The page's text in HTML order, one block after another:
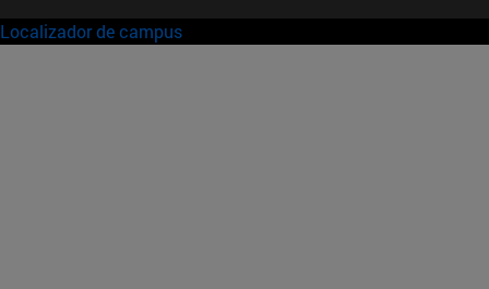
Localizador de campus